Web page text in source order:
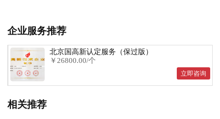
企业服务推荐
北京国高新认定服务（保过版）
￥26800.00/个
立即咨询
相关推荐